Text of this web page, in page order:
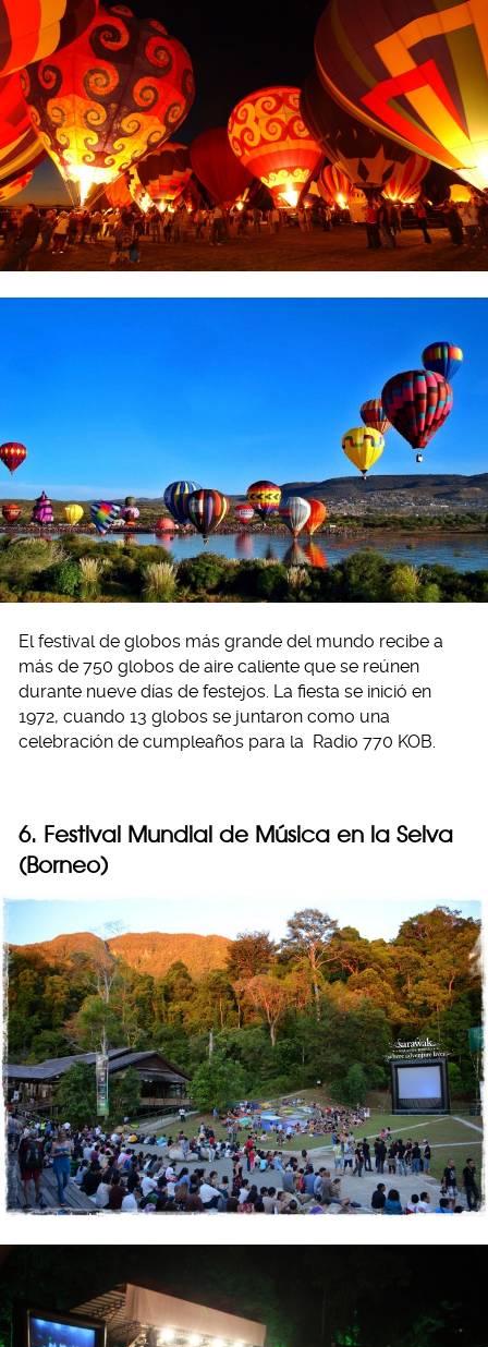
El festival de globos más grande del mundo recibe a
más de 750 globos de aire caliente que se reúnen
durante nueve días de festejos. La fiesta se inició en
1972, cuando 13 globos se juntaron como una
celebración de cumpleaños para la Radio 770 KOB.
6. Festival Mundial de Música en la Selva
(Borneo)